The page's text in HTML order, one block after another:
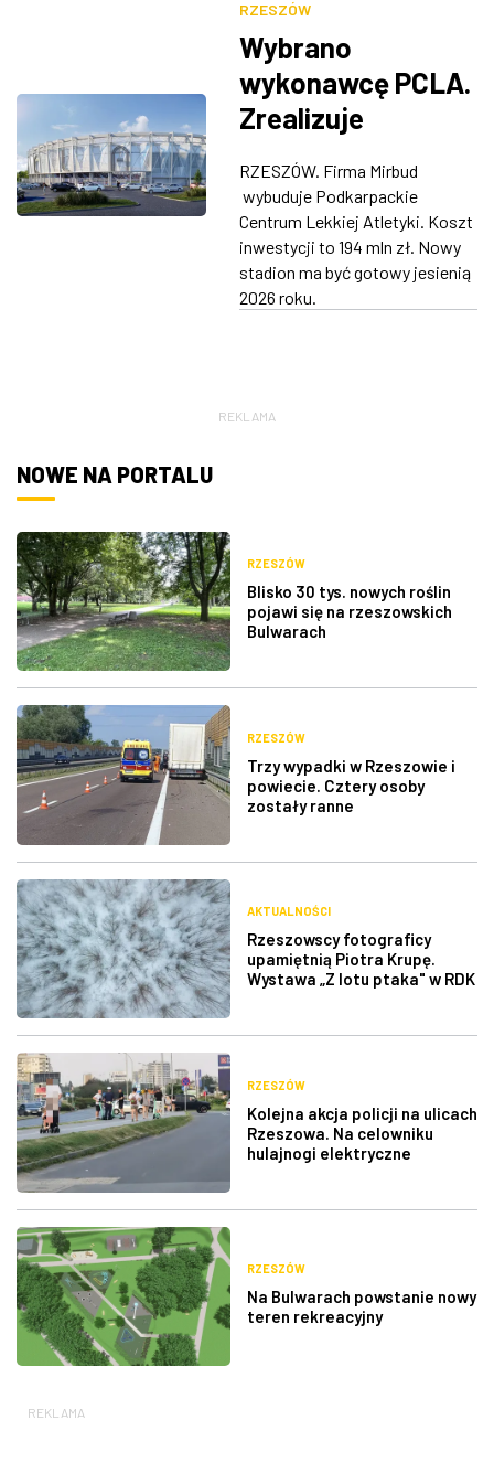
RZESZÓW
Wybrano
wykonawcę PCLA.
Zrealizuje
mln zł
RZESZÓW. Firma Mirbud
wybuduje Podkarpackie
Centrum Lekkiej Atletyki. Koszt
inwestycji to 194 mln zł. Nowy
stadion ma być gotowy jesienią
2026 roku.
REKLAMA
NOWE NA PORTALU
RZESZÓW
Blisko 30 tys. nowych roślin
pojawi się na rzeszowskich
Bulwarach
RZESZÓW
Trzy wypadki w Rzeszowie i
powiecie. Cztery osoby
zostały ranne
AKTUALNOŚCI
Rzeszowscy fotograficy
upamiętnią Piotra Krupę.
Wystawa „Z lotu ptaka" w RDK
RZESZÓW
Kolejna akcja policji na ulicach
Rzeszowa. Na celowniku
hulajnogi elektryczne
RZESZÓW
Na Bulwarach powstanie nowy
teren rekreacyjny
REKLAMA